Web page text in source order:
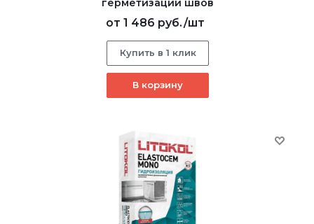
от 1 486 руб./шт
Купить в 1 клик
В корзину